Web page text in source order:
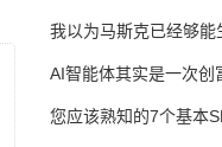
我以为马斯克已经够
AI智能体其实是一次创
错过了
您应该熟知的7个基本